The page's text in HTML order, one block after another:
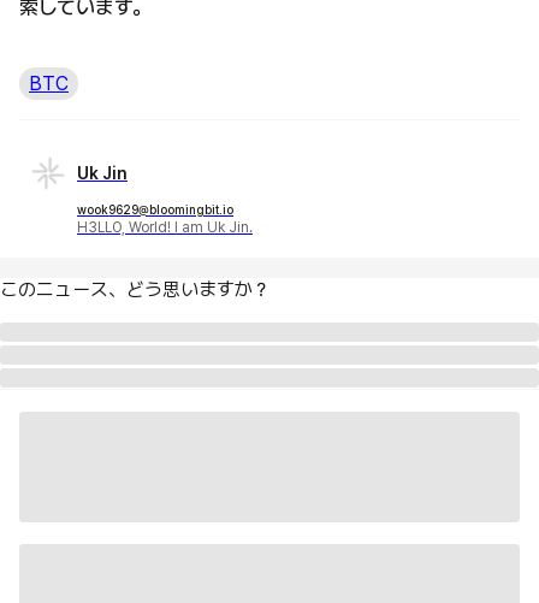
索しています。
BTC
Uk Jin
wook9629@bloomingbit.io
H3LLO, World! I am Uk Jin.
このニュース、どう思いますか？